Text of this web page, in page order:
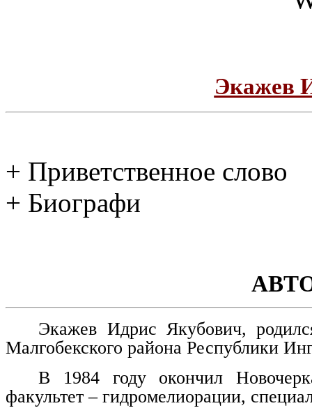
Экажев
+ Приветственное слово
+ Биографи
Экажев Идрис Якубович,
Малгобекского района Республики
В 1984 году окончил
факультет – гидромелиорации,